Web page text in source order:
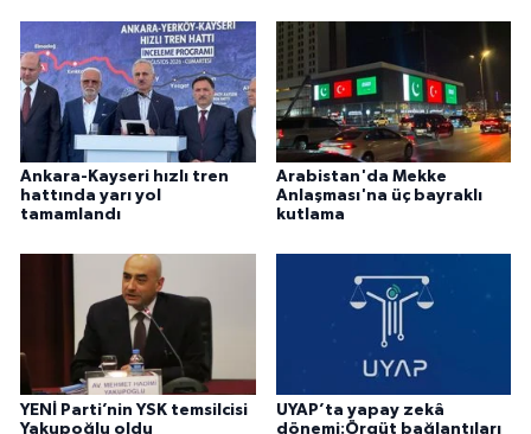
Ankara-Kayseri hızlı tren
hattında yarı yol
tamamlandı
Arabistan'da Mekke
Anlaşması'na üç bayraklı
kutlama
YENİ Parti’nin YSK temsilcisi
Yakupoğlu oldu
UYAP’ta yapay zekâ
dönemi:Örgüt bağlantıları